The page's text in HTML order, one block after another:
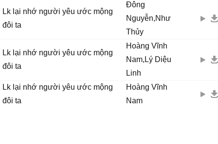
Lk lại nhớ người yêu ước mộng
đôi ta
Đông
Nguyễn,Như
Thủy
Lk lại nhớ người yêu ước mộng
đôi ta
Hoàng Vĩnh
Nam,Lý Diệu
Linh
Lk lại nhớ người yêu ước mộng
đôi ta
Hoàng Vĩnh
Nam